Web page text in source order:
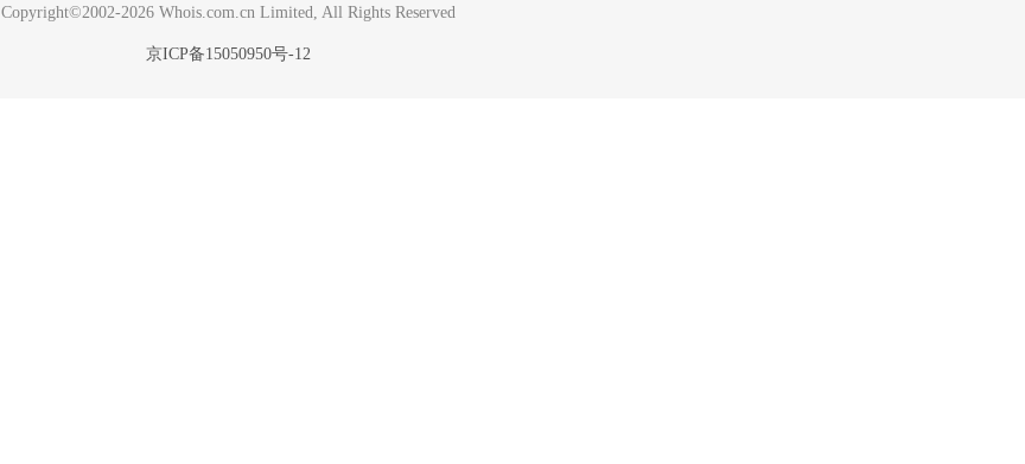
Copyright©2002-2026 Whois.com.cn Limited, All Rights Reserved
京ICP备15050950号-12